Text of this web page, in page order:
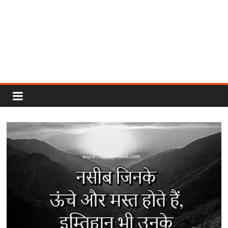
Rajput
Proud
Rajputana
Attitude